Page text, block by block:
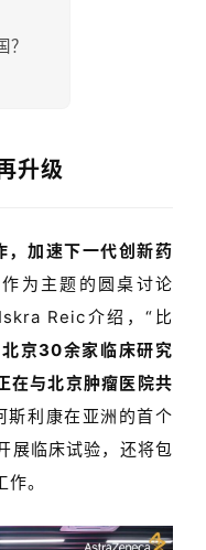
升级
，加速下一代创新药
为主题的圆桌讨论
Iskra Reic介绍，“比
京30余家临床研究
在与北京肿瘤医院共
斯利康在亚洲的首个
展临床试验，还将包
。